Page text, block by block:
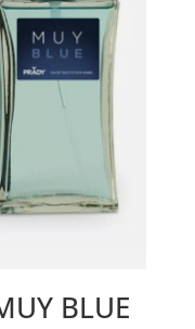
BLUE